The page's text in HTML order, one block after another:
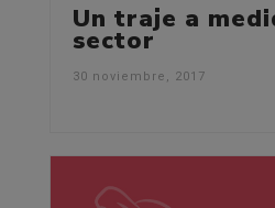
Un traje a
sector
30 noviembre, 2017